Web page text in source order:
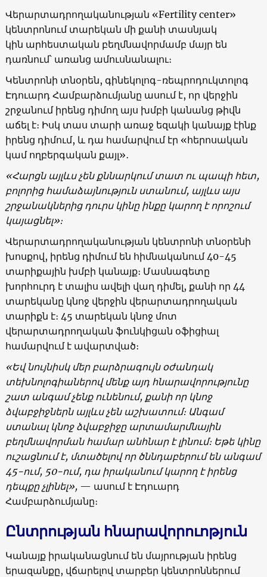
Վերարտադրողականության «Fertility center»
կենտրոնում տարեկան մի քանի տասնյակ
կին արհեստական բեղմնավորմամբ մայր են
դառնում՝ առանց ամուսնանալու։
Կենտրոնի տնօրեն, գինեկոլոգ-ռեպրոդուկտոլոգ
Էդուարդ Համբարձումյանը ասում է, որ վերջին
շրջանում իրենց դիմող այս խմբի կանանց թիվն
աճել է։ Իսկ տաս տարի առաջ եզակի կանայք էինք
իրենց դիմում, և դա համարվում էր «հերոսական
կամ ողբերգական քայլ»․
«Հարցն այլևս չեն քննարկում տատ ու պապի հետ,
բոլորից համաձայնություն ստանում, այլևս այս
շրջանակներից դուրս կինը ինքը կարող է որոշում
կայացնել»։
Վերարտադրողականության կենտրոնի տնօրենի
խոսքով, իրենց դիմում են հիմնականում 40-45
տարիքային խմբի կանայք։ Մասնագետը
խորհուրդ է տալիս ավելի վաղ դիմել, քանի որ 44
տարեկանը կնոջ վերջին վերարտադրողական
տարիքն է։ 45 տարեկան կնոջ մոտ
վերարտադրողական ֆունկիցան օֆիցիալ
համարվում է ավարտված։
«Եվ նույնիսկ մեր բարձրագույն օժանդակ
տեխնոլոգիաներով մենք այդ հնարավորությունը
շատ անգամ չենք ունենում, քանի որ կնոջ
ձվաբջիջներն այլևս չեն աշխատում։ Անգամ
ստանալ կնոջ ձվաբջիջը արտամարմնային
բեղմնավորման համար անհնար է լինում։ Եթե կինը
ուշացնում է, մտածելով որ ծննդաբերում են անգամ
45-ում, 50-ում, դա իրականում կարող է իրենց
դեպքը չլինել»,— ասում է Էդուարդ
Համբարձումյանը։
Ընտրության հնարավորուոթյուն
Կանայք իրականացնում են մայրության իրենց
երազանքը, վճարելով տարբեր կենտրոններում